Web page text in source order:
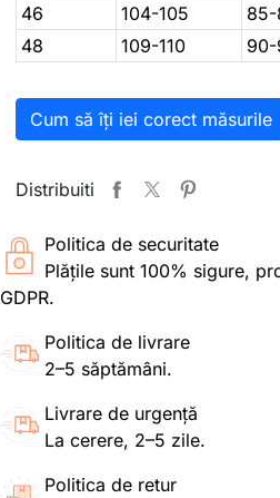
46
104-105 85-
48
109-110 90-
Cum să îți iei corect măsurile
Distribuiti
Politica de securitate
Plățile sunt 100% sigure,
GDPR.
Politica de livrare
2–5 săptămâni.
Livrare de urgență
La cerere, 2–5 zile.
Politica de retur